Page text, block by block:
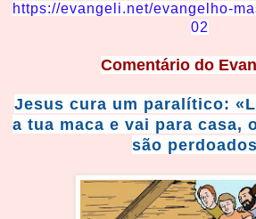
https://evangeli.net/evangelho-
02
Comentáriodo
Jesus cura um paralítico:
a tua maca e vai para casa,
são